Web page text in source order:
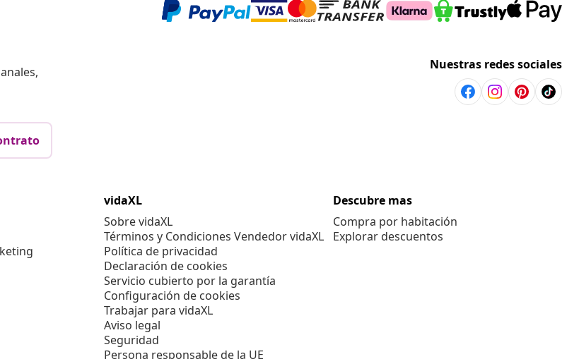
Nuestras redes sociales
vidaXL
Sobre vidaXL
Términos y Condiciones Vendedor vidaXL
Política de privacidad
Declaración de cookies
Servicio cubierto por la garantía
Configuración de cookies
Trabajar para vidaXL
Aviso legal
Seguridad
Persona responsable de la UE
Descubre mas
Compra por habitación
Explorar descuentos